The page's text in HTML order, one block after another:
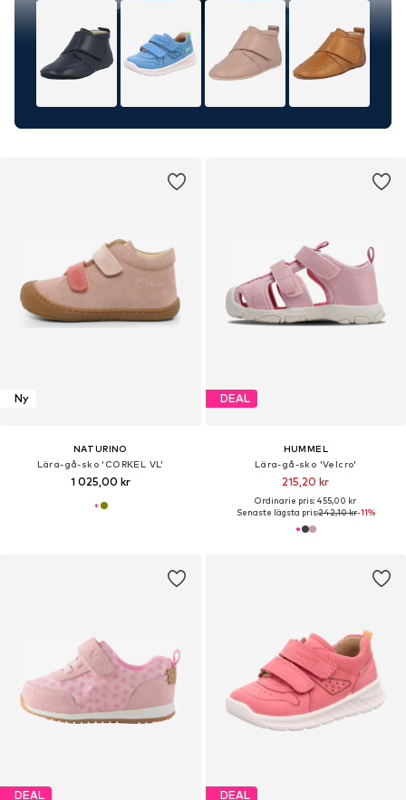
Ny
NATURINO
Lära-gå-sko 'CORKEL VL'
1 025,00 kr
DEAL
HUMMEL
Lära-gå-sko 'Velcro'
215,20 kr
Ordinarie pris: 455,00 kr
Senaste lägsta pris:242,10 kr-11%
DEAL DEAL